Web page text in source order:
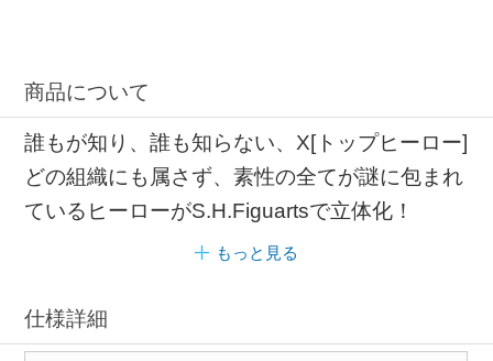
商品について
誰もが知り、誰も知らない、X[トップヒーロー]
どの組織にも属さず、素性の全てが謎に包まれ
ているヒーローがS.H.Figuartsで立体化！
もっと見る
仕様詳細